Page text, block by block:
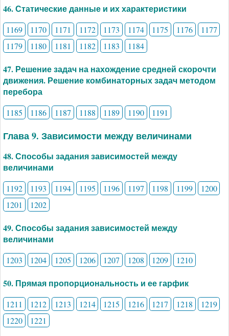
46. Статические данные и их характеристики
1169 1170 1171 1172 1173 1174 1175 1176
1177
1179
1180 1181 1182 1183 1184
47. Решение задач на нахождение средней скорочти
движения. Решение комбинаторных задач методом
перебора
1185 1186 1187 1188 1189 1190 1191
Глава 9. Зависимости между величинами
48. Способы задания зависимостей между
величинами
1192 1193 1194 1195 1196 1197 1198 1199
1200
1201
1202
49. Способы задания зависимостей между
величинами
1203 1204 1205 1206 1207 1208 1209 1210
50. Прямая пропорциональность и ее гарфик
1211 1212 1213 1214 1215 1216 1217 1218
1219
1220
1221